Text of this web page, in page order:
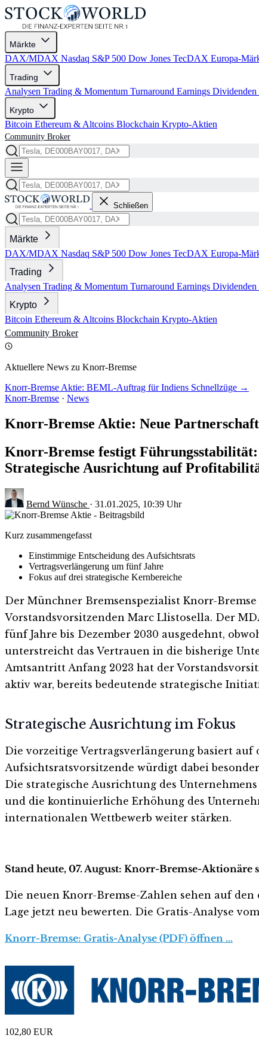
Märkte
DAX/MDAX Nasdaq S&P 500 Dow Jones TecDAX Europa-
Trading
Analysen Trading & Momentum Turnaround Earnings Dividenden
Krypto
Bitcoin Ethereum & Altcoins Blockchain Krypto-Aktien
Community Broker
Schließen
Märkte
DAX/MDAX Nasdaq S&P 500 Dow Jones TecDAX Europa-
Trading
Analysen Trading & Momentum Turnaround Earnings Dividenden
Krypto
Bitcoin Ethereum & Altcoins Blockchain Krypto-Aktien
Community Broker
Aktuellere News zu Knorr-Bremse
Knorr-Bremse Aktie: BEML-Auftrag für Indiens Schnellzüge →
Knorr-Bremse · News
Knorr-Bremse Aktie: Neue
Knorr-Bremse festigt
Strategische Ausrichtung auf
Bernd Wünsche · 31.01.2025, 10:39 Uhr
Kurz zusammengefasst
Einstimmige Entscheidung des Aufsichtsrats
Vertragsverlängerung um fünf Jahre
Fokus auf drei strategische Kernbereiche
Der Münchner Bremsenspezialist Knorr-
Vorstandsvorsitzenden Marc Llistosella. Der
fünf Jahre bis Dezember 2030 ausgedehnt,
unterstreicht das Vertrauen in die bisherige
Amtsantritt Anfang 2023 hat der
aktiv war, bereits bedeutende strategische
Strategische Ausrichtung im Fokus
Die vorzeitige Vertragsverlängerung basiert
Aufsichtsratsvorsitzende würdigt dabei
Die strategische Ausrichtung des
und die kontinuierliche Erhöhung des
internationalen Wettbewerb weiter stärken.
Stand heute, 07. August: Knorr-Bremse-Aktionäre
Die neuen Knorr-Bremse-Zahlen sehen auf
Lage jetzt neu bewerten. Die Gratis-Analyse
Knorr-Bremse: Gratis-Analyse (PDF) öffnen …
102,80 EUR